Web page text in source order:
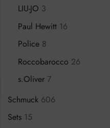
LIU-JO 3
Paul Hewitt 16
Police 8
Roccobarocco 26
s.Oliver 7
Schmuck 606
Sets 15